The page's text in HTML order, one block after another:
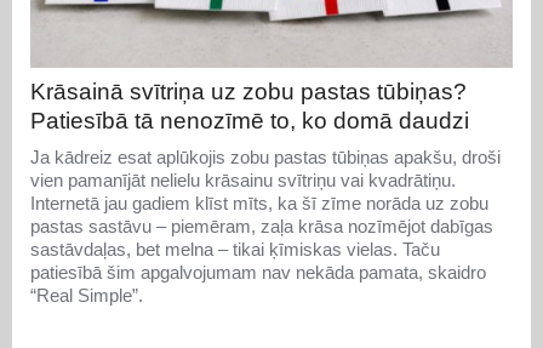
Krāsainā svītriņa uz zobu pastas tūbiņas?
Patiesībā tā nenozīmē to, ko domā daudzi
Ja kādreiz esat aplūkojis zobu pastas tūbiņas apakšu, droši
vien pamanījāt nelielu krāsainu svītriņu vai kvadrātiņu.
Internetā jau gadiem klīst mīts, ka šī zīme norāda uz zobu
pastas sastāvu – piemēram, zaļa krāsa nozīmējot dabīgas
sastāvdaļas, bet melna – tikai ķīmiskas vielas. Taču
patiesībā šim apgalvojumam nav nekāda pamata, skaidro
“Real Simple”.